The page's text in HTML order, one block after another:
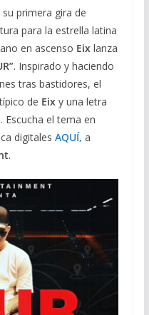
primera gira de
para la estrella latina
en ascenso Eixlanza
. Inspirado y haciendo
tras bastidores, el
de Eixy una letra
Escucha el tema en
digitales AQUÍ, a
.